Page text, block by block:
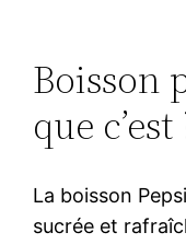
Boisson
que c’est
La boisson
sucrée et